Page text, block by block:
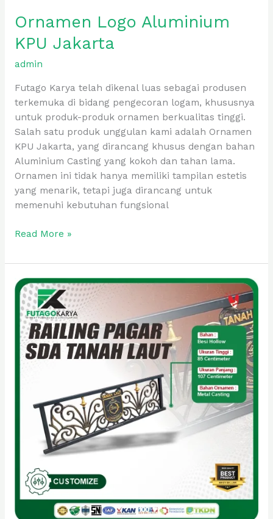
Ornamen Logo Aluminium
KPU Jakarta
admin
Futago Karya telah dikenal luas sebagai produsen
terkemuka di bidang pengecoran logam, khususnya
untuk produk-produk ornamen berkualitas tinggi.
Salah satu produk unggulan kami adalah Ornamen
KPU Jakarta, yang dirancang khusus dengan bahan
Aluminium Casting yang kokoh dan tahan lama.
Ornamen ini tidak hanya memiliki tampilan estetis
yang menarik, tetapi juga dirancang untuk
memenuhi kebutuhan fungsional
Read More »
Railing
Pagar
Minimalis
SDA
Tanah
Laut